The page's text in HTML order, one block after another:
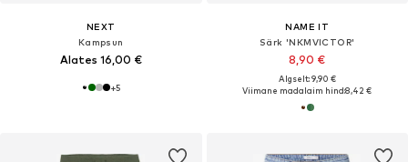
NEXT
Kampsun
Alates 16,00 €
+5
NAME IT
Särk 'NKMVICTOR'
8,90 €
Algselt: 9,90 €
Viimane madalaim hind:8,42 €